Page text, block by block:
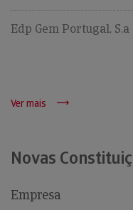
Edp Gem Portugal, S.a
Ver mais
Novas
Empresa